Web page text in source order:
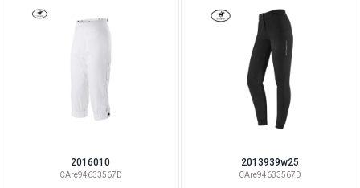
2016010
CAre94633567D
2013939w25
CAre94633567D